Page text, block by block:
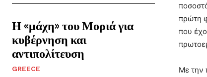
Η «μάχη» του Μοριά για
κυβέρνηση και
αντιπολίτευση
GREECE
πρώτη
που
Με την